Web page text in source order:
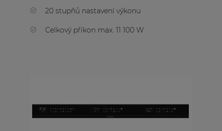
20 stupňů nastavení výkonu
Celkový příkon max. 11 100 W